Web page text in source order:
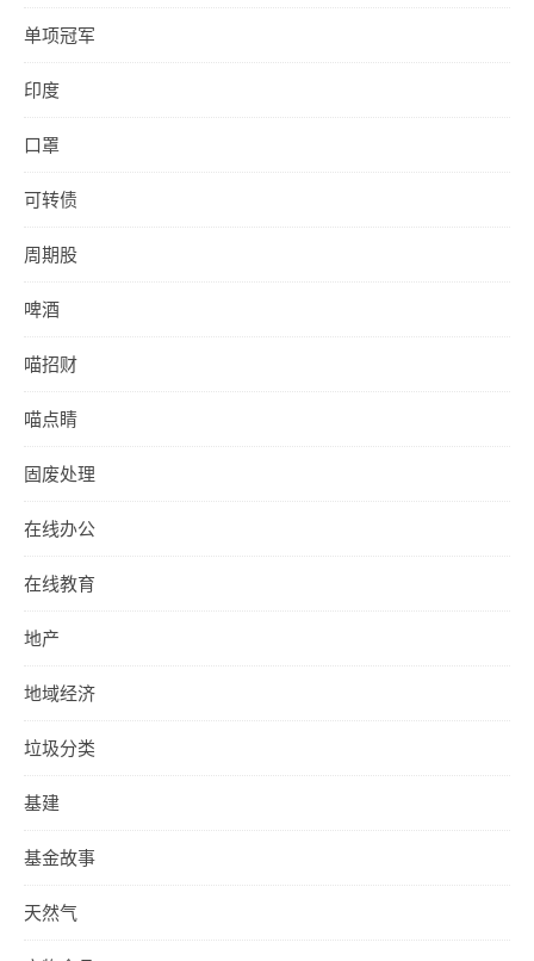
单项冠军
印度
口罩
可转债
周期股
啤酒
喵招财
喵点睛
固废处理
在线办公
在线教育
地产
地域经济
垃圾分类
基建
基金故事
天然气